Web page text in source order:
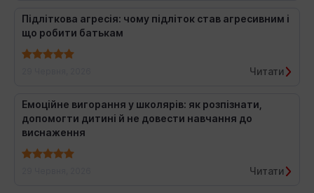
Підліткова агресія: чому підліток став агресивним і
що робити батькам
Читати
Емоційне вигорання у школярів: як розпізнати,
допомогти дитині й не довести навчання до
виснаження
Читати